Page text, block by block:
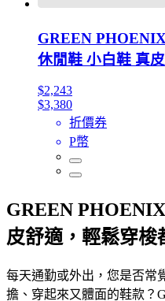
GREEN
休閒鞋 小白鞋 真
$2,243
$3,380
折價券
P幣
GREEN
皮舒適，輕鬆穿梭
每天通勤或外出，您是否常
擔、穿起來又體面的鞋款？